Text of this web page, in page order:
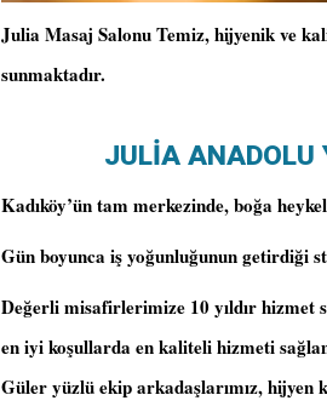
Julia Masaj Salonu Temiz, hijyenik ve
sunmaktadır.
JULİA
Kadıköy’ün tam merkezinde, boğa
Gün boyunca iş yoğunluğunun getirdiği
Değerli misafirlerimize 10 yıldır hizmet
en iyi koşullarda en kaliteli hizmeti
Güler yüzlü ekip arkadaşlarımız, hijyen